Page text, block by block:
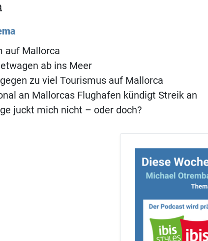
auf Mallorca
ab ins Meer
zu viel Tourismus auf Mallorca
an Mallorcas Flughafen kündigt Streik an
juckt mich nicht – oder doch?